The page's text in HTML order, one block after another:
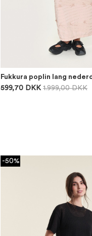
Fukkura poplin lang
599,70 DKK 1.999,00 DKK
-50%